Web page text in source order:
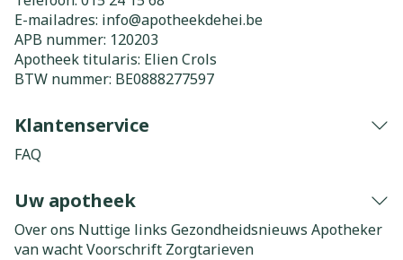
E-mailadres: info@apotheekdehei.be
APB nummer: 120203
Apotheek titularis: Elien Crols
BTW nummer: BE0888277597
Klantenservice
FAQ
Uw apotheek
Over ons Nuttige links Gezondheidsnieuws Apotheker
van wachtVoorschrift Zorgtarieven